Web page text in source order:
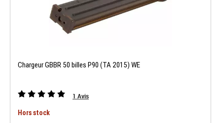
Chargeur GBBR 50 billes P90 (TA 2015) WE
1 Avis
Hors stock